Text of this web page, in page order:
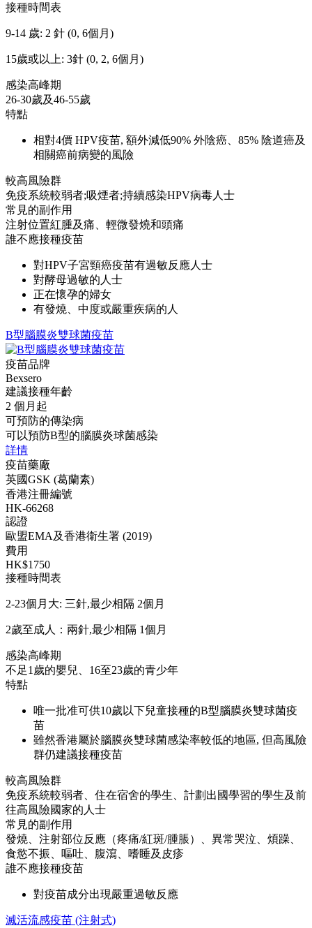
接種時間表
9-14 歲: 2 針 (0, 6個月)
15歲或以上: 3針 (0, 2, 6個月)
感染高峰期
26-30歲及46-55歲
特點
相對4價 HPV疫苗, 額外減低90% 外陰癌、85% 陰道癌及
相關癌前病變的風險
較高風險群
免疫系統較弱者;吸煙者;持續感染HPV病毒人士
常見的副作用
注射位置紅腫及痛、輕微發燒和頭痛
誰不應接種疫苗
對HPV子宮頸癌疫苗有過敏反應人士
對酵母過敏的人士
正在懷孕的婦女
有發燒、中度或嚴重疾病的人
B型腦膜炎雙球菌疫苗
疫苗品牌
Bexsero
建議接種年齡
2 個月起
可預防的傳染病
可以預防B型的腦膜炎球菌感染
詳情
疫苗藥廠
英國GSK (葛蘭素)
香港注冊編號
HK-66268
認證
歐盟EMA及香港衛生署 (2019)
費用
HK$1750
接種時間表
2-23個月大: 三針,最少相隔 2個月
2歲至成人：兩針,最少相隔 1個月
感染高峰期
不足1歲的嬰兒、16至23歲的青少年
特點
唯一批准可供10歲以下兒童接種的B型腦膜炎雙球菌疫
苗
雖然香港屬於腦膜炎雙球菌感染率較低的地區, 但高風險
群仍建議接種疫苗
較高風險群
免疫系統較弱者、住在宿舍的學生、計劃出國學習的學生及前
往高風險國家的人士
常見的副作用
發燒、注射部位反應（疼痛/紅斑/腫脹）、異常哭泣、煩躁、
食慾不振、嘔吐、腹瀉、嗜睡及皮疹
誰不應接種疫苗
對疫苗成分出現嚴重過敏反應
滅活流感疫苗 (注射式)